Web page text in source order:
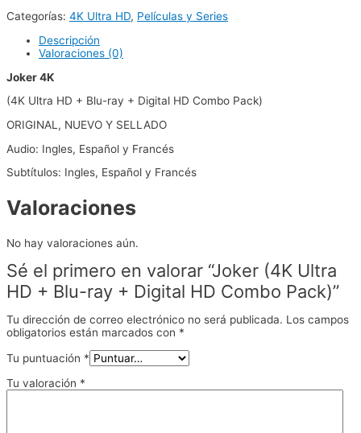
Categorías: 4K Ultra HD, Películas y Series
Descripción
Valoraciones (0)
Joker 4K
(4K Ultra HD + Blu-ray + Digital HD Combo Pack)
ORIGINAL, NUEVO Y SELLADO
Audio: Ingles, Español y Francés
Subtítulos: Ingles, Español y Francés
Valoraciones
No hay valoraciones aún.
Sé el primero en valorar “Joker (4K Ultra
HD + Blu-ray + Digital HD Combo Pack)”
Tu dirección de correo electrónico no será publicada. Los campos
obligatorios están marcados con *
Tu puntuación *
Tu valoración *